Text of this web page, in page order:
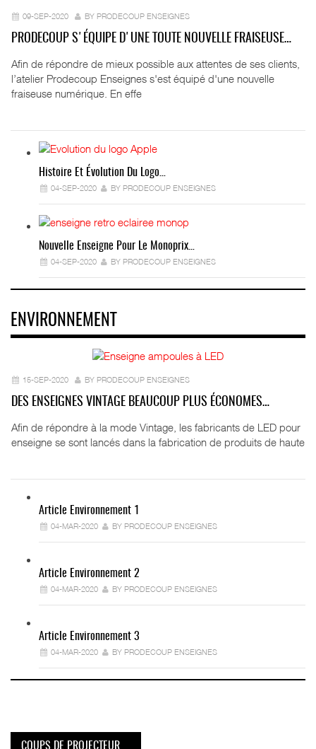
09-SEP-2020 BY PRODECOUP ENSEIGNES
PRODECOUP S'ÉQUIPE D'UNE TOUTE NOUVELLE FRAISEUSE…
Afin de répondre de mieux possible aux attentes de ses clients,
l’atelier Prodecoup Enseignes s'est équipé d'une nouvelle
fraiseuse numérique. En effe
Histoire Et Évolution Du Logo…
04-SEP-2020 BY PRODECOUP ENSEIGNES
Nouvelle Enseigne Pour Le Monoprix…
04-SEP-2020 BY PRODECOUP ENSEIGNES
ENVIRONNEMENT
15-SEP-2020 BY PRODECOUP ENSEIGNES
DES ENSEIGNES VINTAGE BEAUCOUP PLUS ÉCONOMES…
Afin de répondre à la mode Vintage, les fabricants de LED pour
enseigne se sont lancés dans la fabrication de produits de haute
Article Environnement 1
04-MAR-2020 BY PRODECOUP ENSEIGNES
Article Environnement 2
04-MAR-2020 BY PRODECOUP ENSEIGNES
Article Environnement 3
04-MAR-2020 BY PRODECOUP ENSEIGNES
COUPS DE PROJECTEUR